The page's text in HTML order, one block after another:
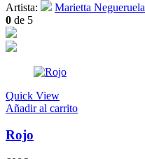
Artista:
Marietta Negueruela
0 de 5
Quick View
Añadir al carrito
Rojo